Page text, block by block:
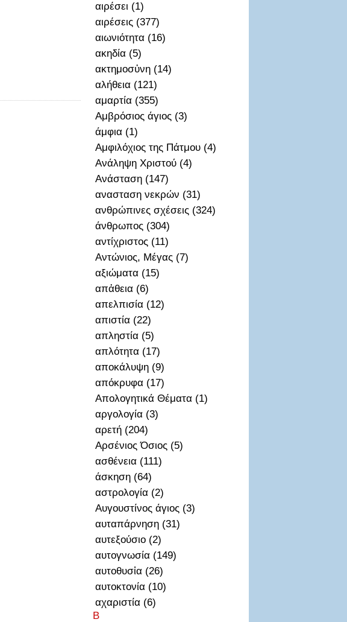
αιρέσει (1)
αιρέσεις (377)
αιωνιότητα (16)
ακηδία (5)
ακτημοσὐνη (14)
αλήθεια (121)
αμαρτία (355)
Αμβρόσιος άγιος (3)
άμφια (1)
Αμφιλόχιος της Πάτμου (4)
Ανάληψη Χριστού (4)
Ανάσταση (147)
ανασταση νεκρών (31)
ανθρώπινες σχέσεις (324)
άνθρωπος (304)
αντίχριστος (11)
Αντώνιος, Μέγας (7)
αξιώματα (15)
απἀθεια (6)
απελπισία (12)
απιστία (22)
απληστία (5)
απλότητα (17)
αποκάλυψη (9)
απόκρυφα (17)
Απολογητικά Θέματα (1)
αργολογία (3)
αρετή (204)
Αρσένιος Όσιος (5)
ασθένεια (111)
άσκηση (64)
αστρολογία (2)
Αυγουστίνος άγιος (3)
αυταπάρνηση (31)
αυτεξούσιο (2)
αυτογνωσία (149)
αυτοθυσἰα (26)
αυτοκτονία (10)
αχαριστία (6)
Β